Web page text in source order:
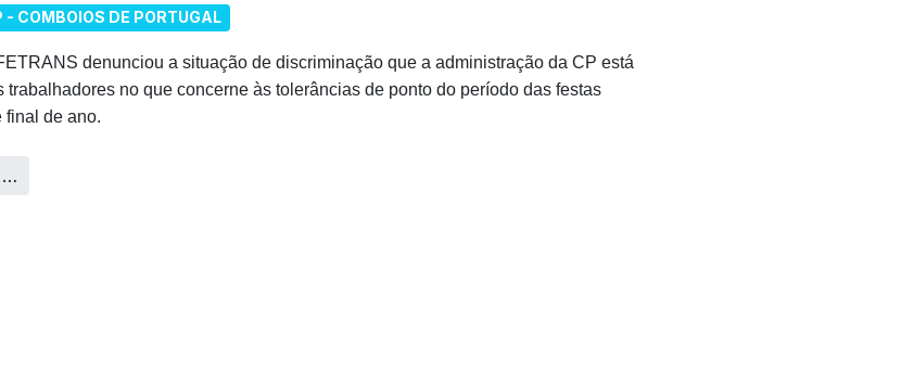
- COMBOIOS DE PORTUGAL
denunciou a situação de discriminação que a administração da CP está
trabalhadores no que concerne às tolerâncias de ponto do período das festas
final de ano.
…